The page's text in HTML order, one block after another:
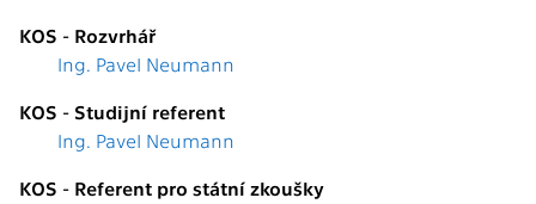
KOS - Rozvrhář
Ing. Pavel Neumann
KOS - Studijní referent
Ing. Pavel Neumann
KOS - Referent pro státní zkoušky